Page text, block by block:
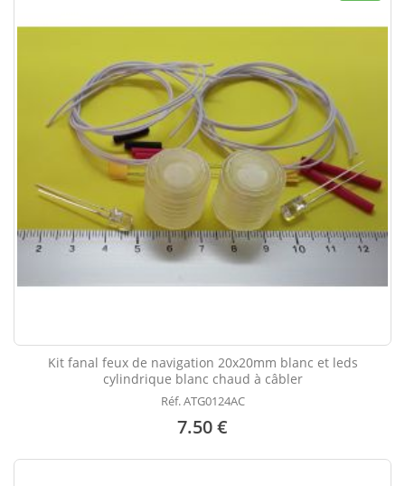
Kit fanal feux de navigation 20x20mm blanc et leds
cylindrique blanc chaud à câbler
Réf. ATG0124AC
7.50 €